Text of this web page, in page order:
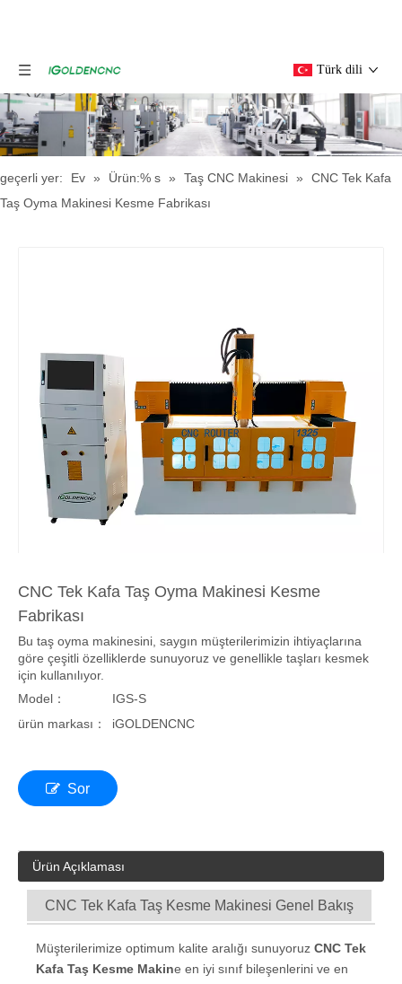
geçerli yer: Ev » Ürün:% s Taş CNC Makinesi » CNC Tek Kafa
Taş Oyma Makinesi Kesme Fabrikası
CNC Tek Kafa Taş Oyma Makinesi Kesme
Fabrikası
Bu taş oyma makinesini, saygın müşterilerimizin ihtiyaçlarına
göre çeşitli özelliklerde sunuyoruz ve genellikle taşları kesmek
için kullanılıyor.
Model：
IGS-S
Ürün Açıklaması
Müşterilerimize optimum kalite aralığı sunuyoruz CNC Tek